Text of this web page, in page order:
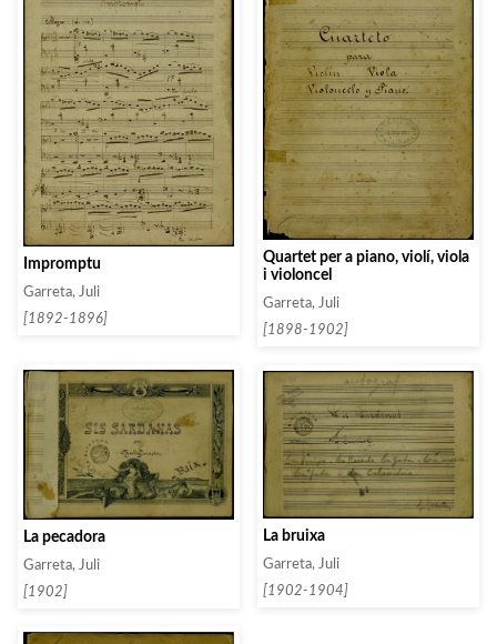
Impromptu
Garreta, Juli
[1892-1896]
Quartet per a piano, violí, viola
i violoncel
Garreta, Juli
[1898-1902]
La pecadora
Garreta, Juli
[1902]
La bruixa
Garreta, Juli
[1902-1904]